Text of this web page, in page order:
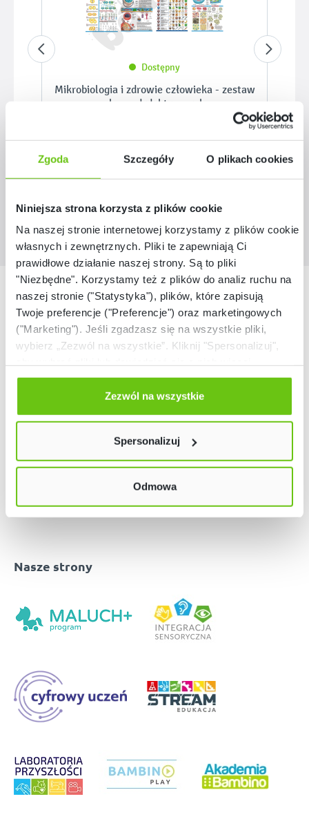
Zgoda Szczegóły O plikach cookies
Niniejsza strona korzysta z plików cookie
Na naszej stronie internetowej korzystamy z plików cookie:
własnych i zewnętrznych. Pliki te zapewniają Ci
prawidłowe działanie naszej strony. Są to pliki
"Niezbędne". Korzystamy też z plików do analiz ruchu na
naszej stronie ("Statystyka"), plików, które zapisują
Twoje preferencje ("Preferencje") oraz marketingowych
("Marketing"). Jeśli zgadzasz się na wszystkie pliki,
wybierz „Zezwól na wszystkie”. Kliknij "Spersonalizuj",
Odmów zgody poprzez przycisk „Odmowa”. Wtedy
użyjemy tylko plików niezbędnych dla naszej strony.
Twój wybór możesz zmienić przez kliknięcie przycisku w
Polityce prywatności
Zezwól na wszystkie
Spersonalizuj
Odmowa
Dostępny
Mikrobiologia i zdrowie człowieka - zestaw
plansz dydaktycznych
389,90 zł
Nasze marki
Nasze strony